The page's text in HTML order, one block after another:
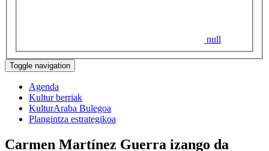
null
Toggle navigation
Agenda
Kultur berriak
KulturAraba Bulegoa
Plangintza estrategikoa
Carmen Martínez Guerra izango da